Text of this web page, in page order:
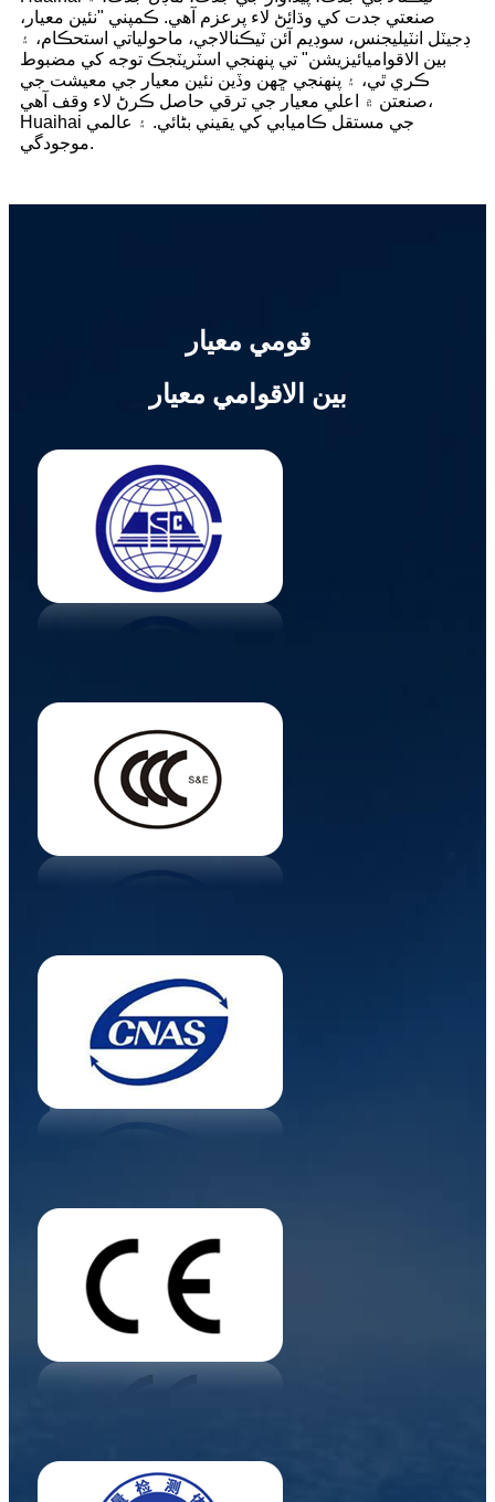
صنعتي جدت کي وڌائڻ لاء پرعزم آهي. ڪمپني "نئين معيار،
ڊجيٽل انٽيليجنس، سوڊيم آئن ٽيڪنالاجي، ماحولياتي استحڪام، ۽
بين الاقواميائيزيشن" تي پنهنجي اسٽريٽجڪ توجه کي مضبوط
ڪري ٿي، ۽ پنهنجي ڇهن وڏين نئين معيار جي معيشت جي
صنعتن ۾ اعلي معيار جي ترقي حاصل ڪرڻ لاء وقف آهي،
Huaihai جي مستقل ڪاميابي کي يقيني بڻائي. ۽ عالمي
موجودگي.
قومي معيار
بين الاقوامي معيار